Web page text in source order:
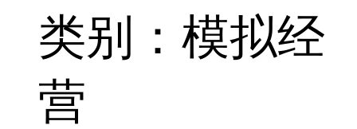
类别：模拟经
营